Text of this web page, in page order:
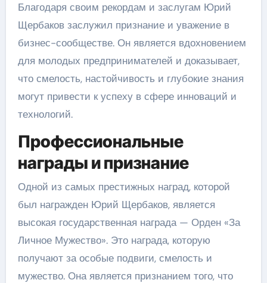
Благодаря своим рекордам и заслугам Юрий
Щербаков заслужил признание и уважение в
бизнес-сообществе. Он является вдохновением
для молодых предпринимателей и доказывает,
что смелость, настойчивость и глубокие знания
могут привести к успеху в сфере инноваций и
технологий.
Профессиональные
награды и признание
Одной из самых престижных наград, которой
был награжден Юрий Щербаков, является
высокая государственная награда — Орден «За
Личное Мужество». Это награда, которую
получают за особые подвиги, смелость и
мужество. Она является признанием того, что